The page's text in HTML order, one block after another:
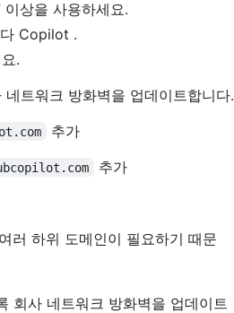
상을 사용하세요.
Copilot .
.
트워크 방화벽을 업데이트합니다.
추가
추가
러 하위 도메인이 필요하기 때문
회사 네트워크 방화벽을 업데이트